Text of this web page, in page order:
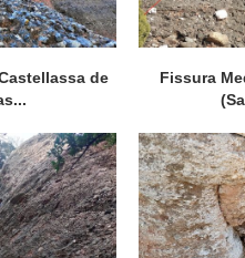
de
Fissura